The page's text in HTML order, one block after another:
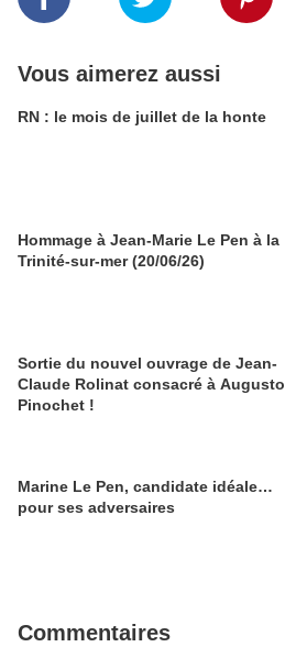
Vous aimerez aussi
RN : le mois de juillet de la honte
Hommage à Jean-Marie Le Pen à la
Trinité-sur-mer (20/06/26)
Sortie du nouvel ouvrage de Jean-
Claude Rolinat consacré à Augusto
Pinochet !
Marine Le Pen, candidate idéale…
pour ses adversaires
Commentaires